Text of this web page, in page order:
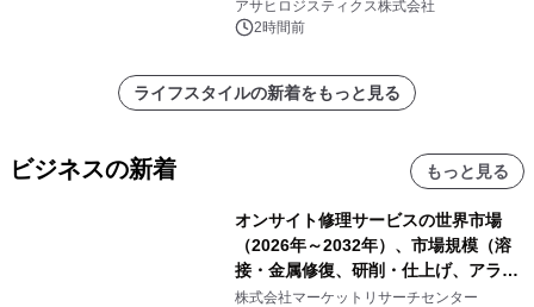
アサヒロジスティクス株式会社
2時間前
ライフスタイルの新着をもっと見る
ビジネスの新着 もっと見る
オンサイト修理サービスの世界市場
（2026年～2032年）、市場規模（溶
接・金属修復、研削・仕上げ、アライ
メント、その他）・分析レポートを発
株式会社マーケットリサーチセンター